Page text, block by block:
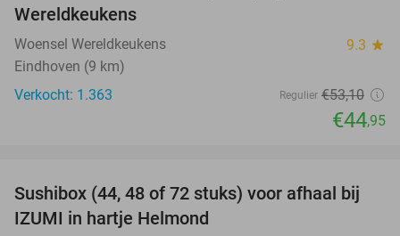
Wereldkeukens
Woensel Wereldkeukens 9.3 star
Eindhoven (9 km)
Verkocht: 1.363
Regulier €53,10
€44,95
45%
Sushibox (44, 48 of 72 stuks) voor afhaal bij
IZUMI in hartje Helmond